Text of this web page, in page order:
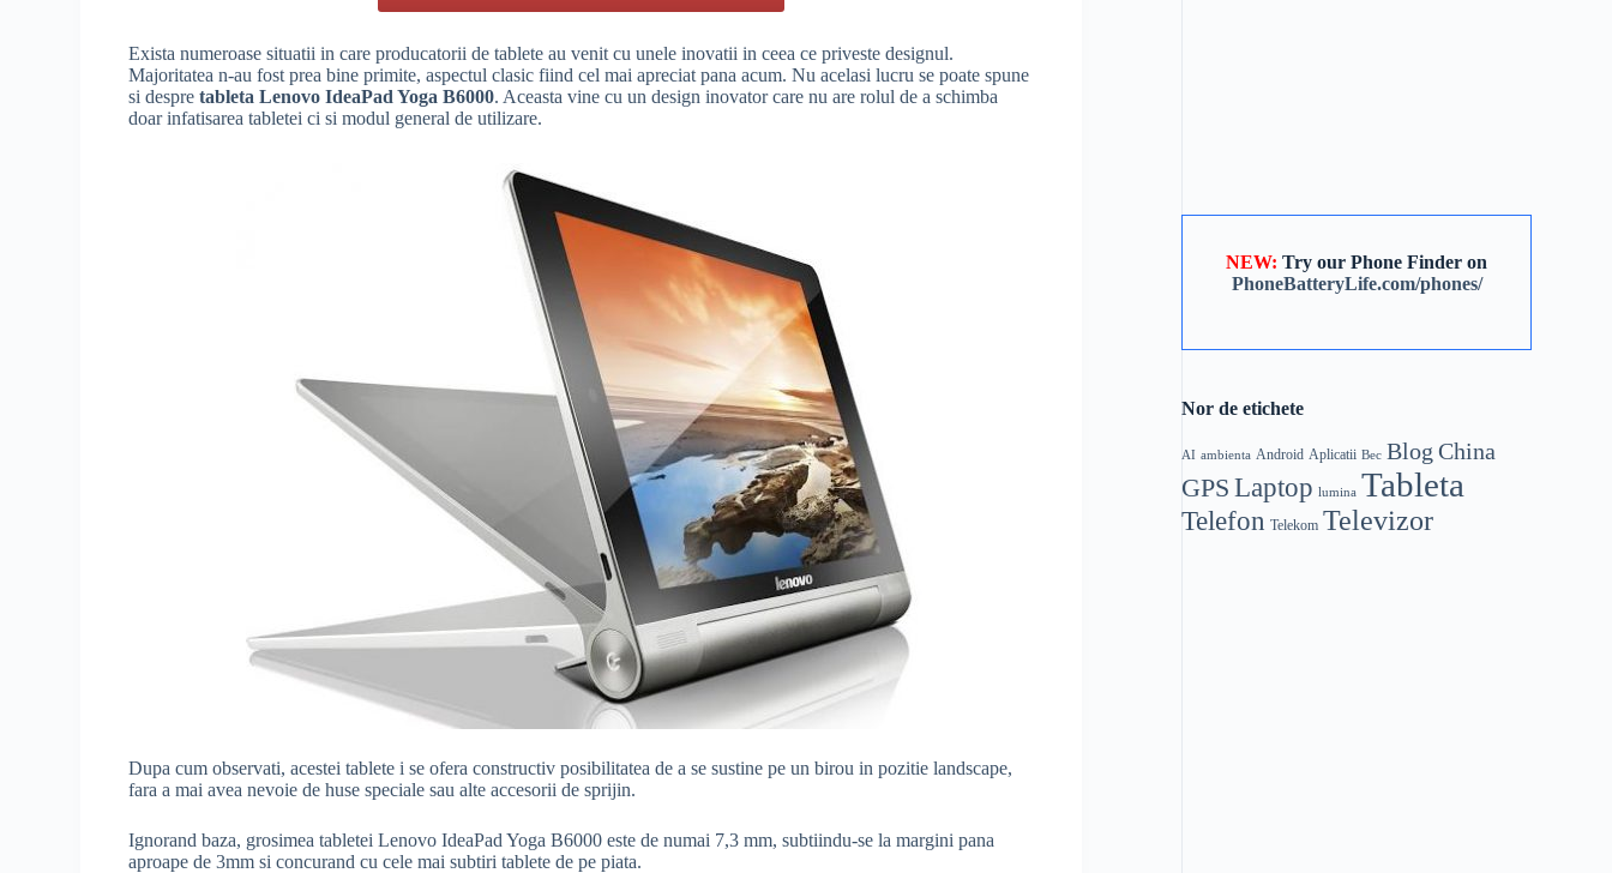
Exista numeroase situatii in care producatorii de tablete au venit cu unele inovatii in ceea ce priveste designul.
Majoritatea n-au fost prea bine primite, aspectul clasic fiind cel mai apreciat pana acum. Nu acelasi lucru se poate spune
si despretableta Lenovo IdeaPad Yoga B6000. Aceasta vine cu un design inovator care nu are rolul de a schimba
doar infatisarea tabletei ci si modul general de utilizare.
Dupa cum observati, acestei tablete i se ofera constructiv posibilitatea de a se sustine pe un birou in pozitie landscape,
fara a mai avea nevoie de huse speciale sau alte accesorii de sprijin.
Ignorand baza, grosimea tabletei Lenovo IdeaPad Yoga B6000 este de numai 7,3 mm, subtiindu-se la margini pana
aproape de 3mm si concurand cu cele mai subtiri tablete de pe piata.
NEW: Try our Phone Finder on
PhoneBatteryLife.com/phones/
Nor de etichete
AI ambienta Android Aplicatii Bec Blog China
GPS Laptop lumina Tableta
Telefon Telekom Televizor